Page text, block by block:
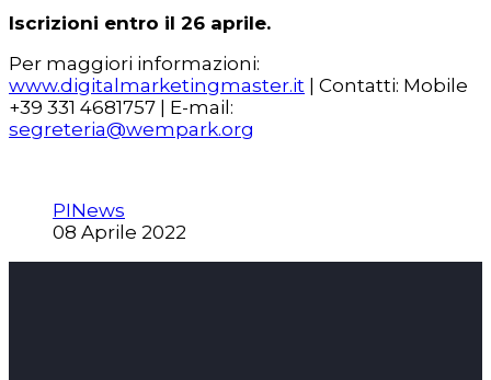
Iscrizioni entro il 26 aprile.
Per maggiori informazioni:
www.digitalmarketingmaster.it | Contatti: Mobile
+39 331 4681757 | E-mail:
segreteria@wempark.org
PINews
08 Aprile 2022